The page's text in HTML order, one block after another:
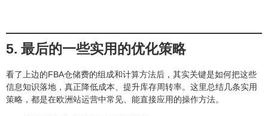
5. 最后的一些实用的优化策略
看了上边的FBA仓储费的组成和计算方法后，其实关键是如何把这些
信息知识落地，真正降低成本、提升库存周转率。这里总结几条实用
策略，都是在欧洲站运营中常见、能直接应用的操作方法。